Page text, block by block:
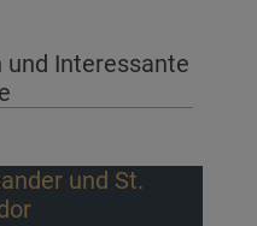
Interessante
und St.